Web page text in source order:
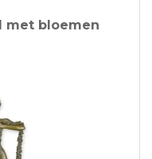
met bloemen